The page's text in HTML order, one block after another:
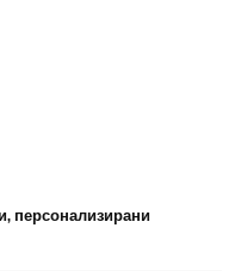
персонализирани